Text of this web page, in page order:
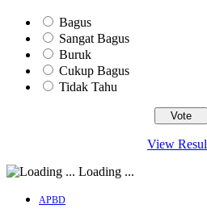
Bagus
Sangat Bagus
Buruk
Cukup Bagus
Tidak Tahu
View
Loading ...
APBD